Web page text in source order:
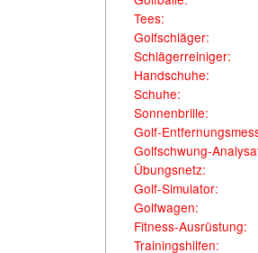
Tees:
Golfschläger:
Schlägerreiniger:
Handschuhe:
Schuhe:
Sonnenbrille:
Golf-
Golfschwung-
Übungsnetz:
Golf-Simulator:
Golfwagen:
Fitness-Ausrüstung:
Trainingshilfen: